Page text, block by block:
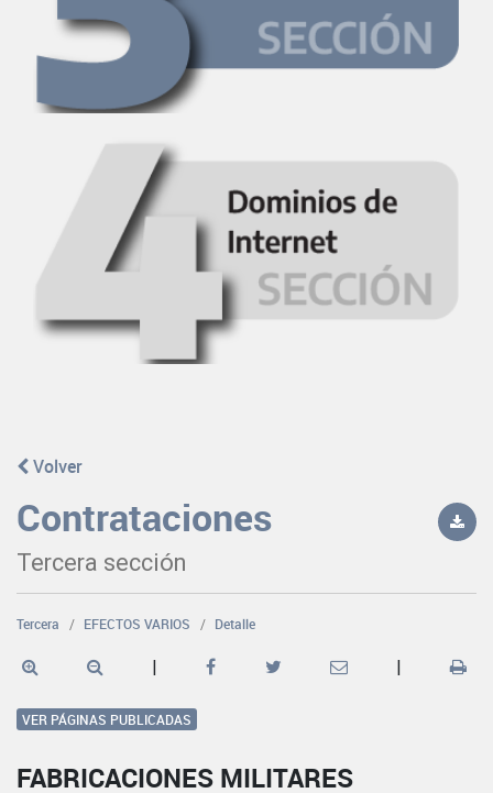
Volver
Contrataciones
Tercera sección
Tercera EFECTOS VARIOS Detalle
| |
VER PÁGINAS PUBLICADAS
FABRICACIONES MILITARES